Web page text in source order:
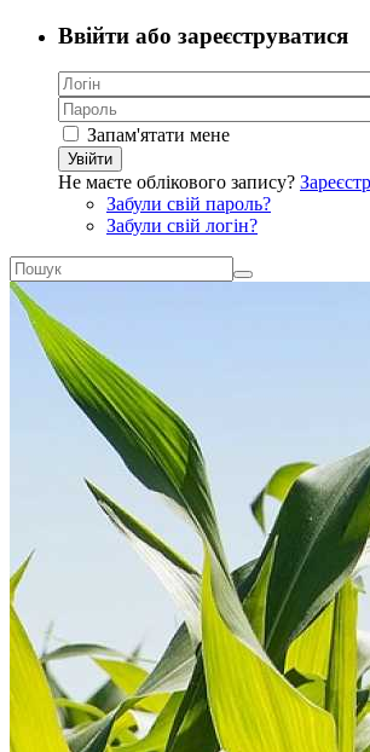
Ввійти або зареєструватися
Запам'ятати мене
Увійти
Не маєте облікового запису?
Забули свій пароль?
Забули свій логін?